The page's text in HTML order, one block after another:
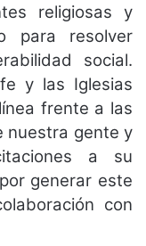
religiosas y
para resolver
social.
y las Iglesias
frente a las
nuestra gente y
a su
generar este
con